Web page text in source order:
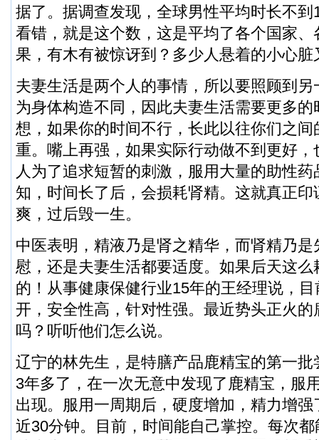
据了。 据调查发现，全球男性平均时长不
看错，就是这个数，这是平均了各个国家
果，有木有被惊讶到？多少人悬着的小心
夫妻生活是两个人的事情，所以要照顾到
为身体构造不同，因此夫妻生活需要更多
想，如果你的时间不行，长此以往你们之
重。嘴上再强，如果实际行动做不到更好，
人为了追求短暂的刺激，服用大量的助性
知，时间长了后，会损耗肾精。这就真正
爽，过后毁一生。
中医表明，精液乃是肾之精华，而肾精乃
慰，还是夫妻生活都要适度。如果后天这
的！从事健康保健行业15年的王经理说，
开，安全性高，针对性强。最近势头正火
吗？听听他们怎么说。
辽宁的林先生，是特膳产品鹿精宝的第一
3年多了，在一次无意中发现了鹿精宝，服
出现。服用一周期后，硬度增加，精力增
近30分钟。目前，时间能自己掌控。每次